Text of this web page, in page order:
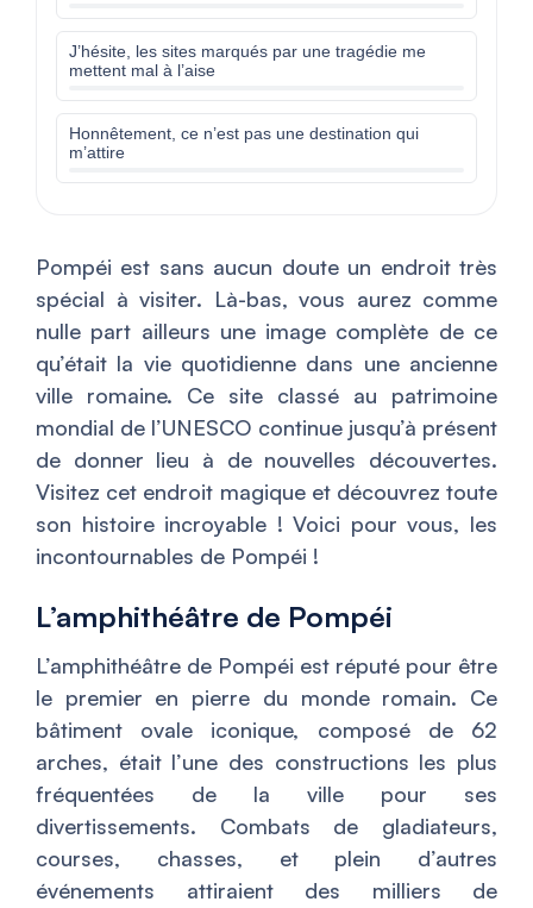
J’hésite, les sites marqués par une tragédie me
mettent mal à l’aise
Honnêtement, ce n’est pas une destination qui
m’attire
Pompéi est sans aucun doute un endroit très
spécial à visiter. Là-bas, vous aurez comme
nulle part ailleurs une image complète de ce
qu’était la vie quotidienne dans une ancienne
ville romaine. Ce site classé au patrimoine
mondial de l’UNESCO continue jusqu’à présent
de donner lieu à de nouvelles découvertes.
Visitez cet endroit magique et découvrez toute
son histoire incroyable ! Voici pour vous, les
incontournables de Pompéi !
L’amphithéâtre de Pompéi
L’amphithéâtre de Pompéi est réputé pour être
le premier en pierre du monde romain. Ce
bâtiment ovale iconique, composé de 62
arches, était l’une des constructions les plus
fréquentées de la ville pour ses
divertissements. Combats de gladiateurs,
courses, chasses, et plein d’autres
événements attiraient des milliers de